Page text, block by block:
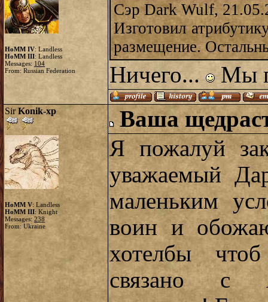
HoMM IV: Landless
HoMM III: Landless
Messages: 104
From: Russian Federation
Сэр Dark Wulf,
Изготовил
размещение.
Ничего... Мы
SirKonik-xp
HoMM V: Landless
HoMM III: Knight
Messages: 238
From: Ukraine
Ваша
Я пожалуй
уважаемый
маленьким
воин и
хотелбы
связано с